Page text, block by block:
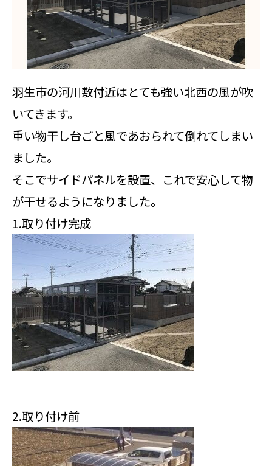
羽生市の河川敷付近はとても強い北西の風が吹
いてきます。
重い物干し台ごと風であおられて倒れてしまい
ました。
そこでサイドパネルを設置、これで安心して物
が干せるようになりました。
1.取り付け完成
2.取り付け前